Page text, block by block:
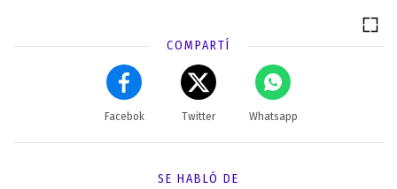
COMPARTÍ
Facebok Twitter Whatsapp
SE HABLÓ DE